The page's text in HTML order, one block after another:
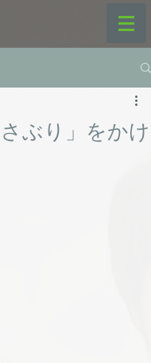
さぶり」をかけ